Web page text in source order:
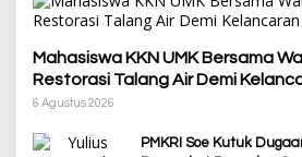
Mahasiswa KKN UMK Bersama
Restorasi Talang Air Demi
6 Agustus 2026
PMKRI Soe Kutuk